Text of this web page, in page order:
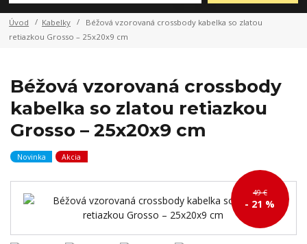
Úvod Kabelky
Béžová vzorovaná crossbody kabelka so zlatou
retiazkou Grosso – 25x20x9 cm
Béžová vzorovaná crossbody
kabelka so zlatou retiazkou
Grosso – 25x20x9 cm
Novinka Akcia
49 €
- 21 %